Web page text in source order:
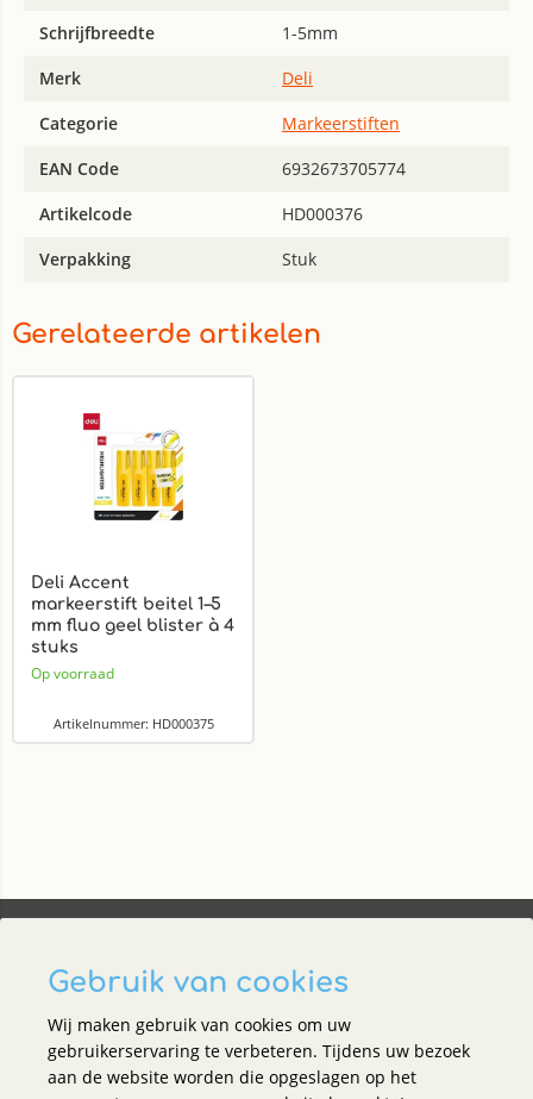
Schrijfbreedte
1-5mm
Merk
Deli
Categorie
Markeerstiften
EAN Code
6932673705774
Artikelcode
HD000376
Verpakking
Stuk
Gerelateerde artikelen
Deli Accent
markeerstift beitel 1–5
mm fluo geel blister à 4
stuks
Op voorraad
Artikelnummer: HD000375
Social media
Gebruik van cookies
Wij maken gebruik van cookies om uw
gebruikerservaring te verbeteren. Tijdens uw bezoek
aan de website worden die opgeslagen op het